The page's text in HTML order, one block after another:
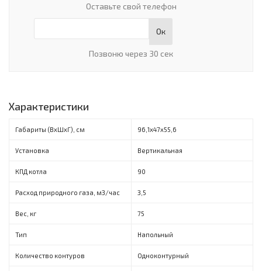
Оставьте свой телефон
Ок
Позвоню через 30 сек
Характеристики
Габариты (ВxШxГ), см 96,1х47х55,6
Установка Вертикальная
КПД котла 90
Расход природного газа, м3/час 3,5
Вес, кг 75
Тип Напольный
Количество контуров Одноконтурный